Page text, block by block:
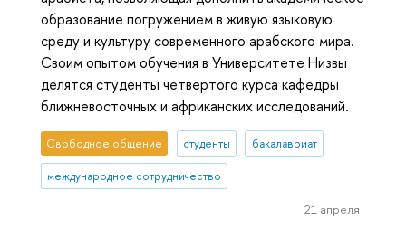
образование погружением в живую языковую
среду и культуру современного арабского мира.
Своим опытом обучения в Университете Низвы
делятся студенты четвертого курса кафедры
ближневосточных и африканских исследований.
Свободное общение студенты бакалавриат
международное сотрудничество
21 апреля